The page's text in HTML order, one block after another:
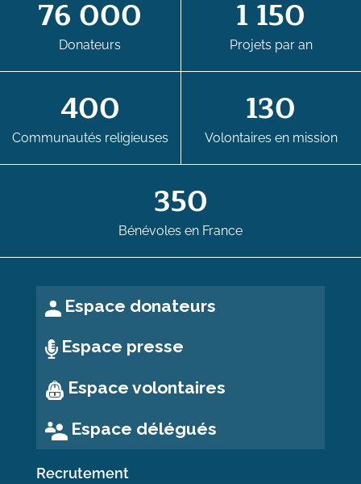
76 000
Donateurs
1 150
Projets par an
400
Communautés religieuses
130
Volontaires en mission
350
Bénévoles en France
Espace donateurs
Espace presse
Espace volontaires
Espace délégués
Recrutement